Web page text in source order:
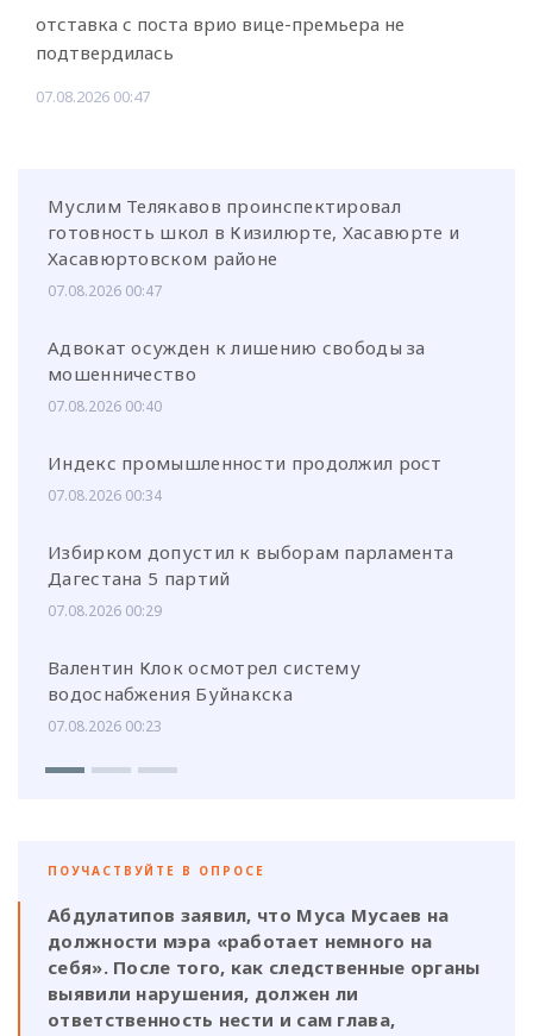
отставка с поста врио вице-премьера не
подтвердилась
07.08.2026 00:47
Муслим Телякавов проинспектировал
готовность школ в Кизилюрте, Хасавюрте и
Хасавюртовском районе
07.08.2026 00:47
Адвокат осужден к лишению свободы за
мошенничество
07.08.2026 00:40
Индекс промышленности продолжил рост
07.08.2026 00:34
Избирком допустил к выборам парламента
Дагестана 5 партий
07.08.2026 00:29
Валентин Клок осмотрел систему
водоснабжения Буйнакска
07.08.2026 00:23
ПОУЧАСТВУЙТЕ В ОПРОСЕ
Абдулатипов заявил, что Муса Мусаев на
должности мэра «работает немного на
себя». После того, как следственные органы
выявили нарушения, должен ли
ответственность нести и сам глава,